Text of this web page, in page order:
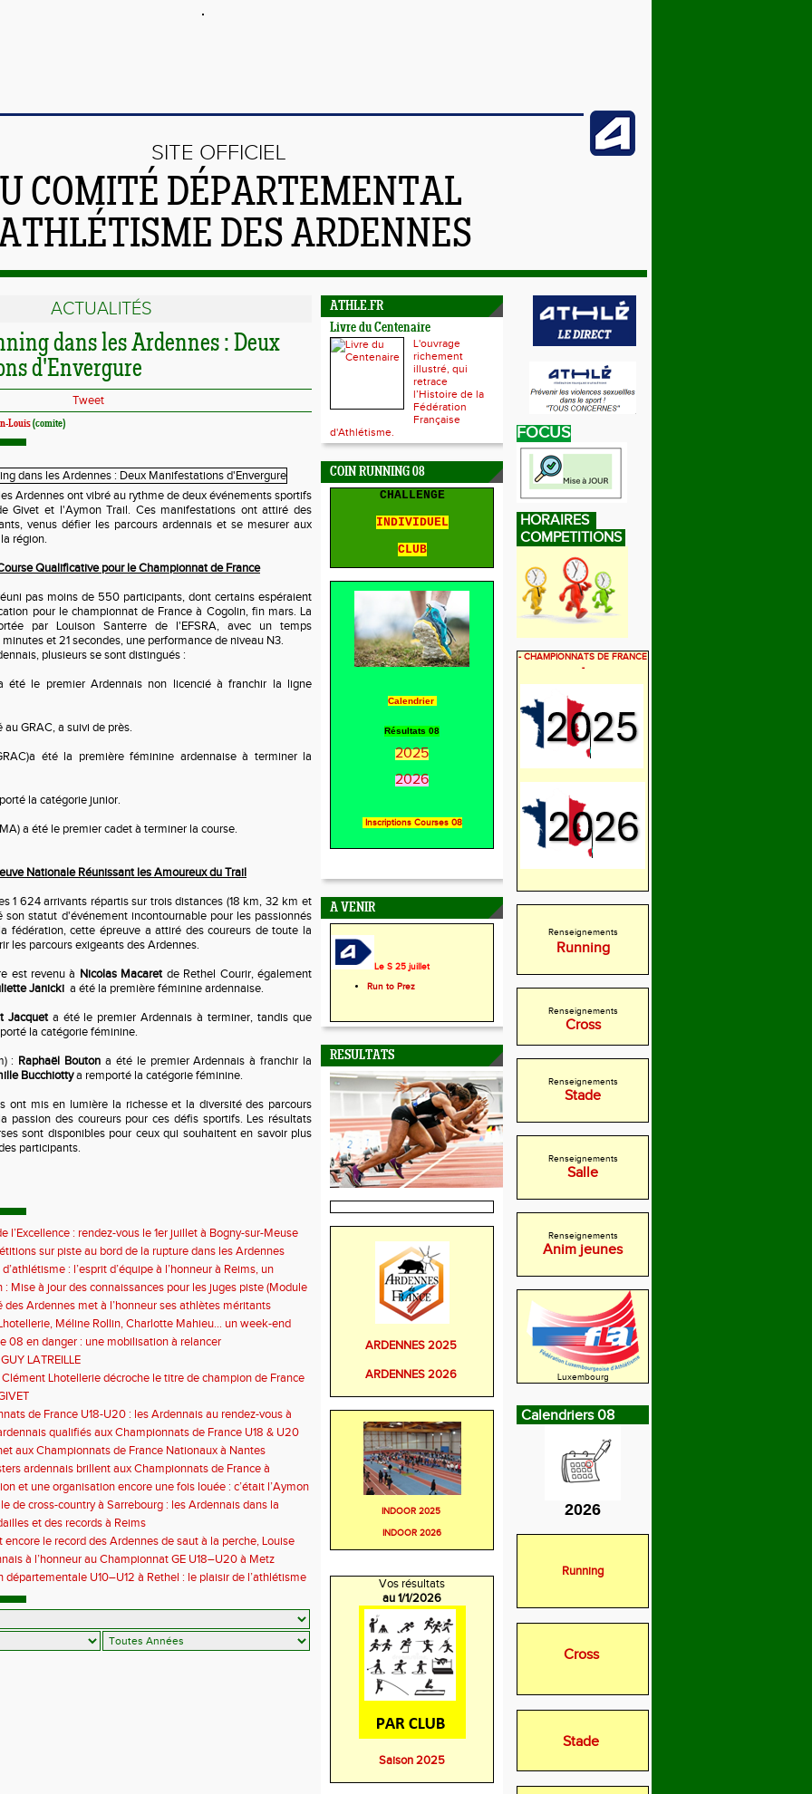
SITE OFFICIEL
COMITÉ DÉPARTEMENTAL
DES ARDENNES
ACTUALITÉS
dans les Ardennes : Deux
d'Envergure
Tweet
Louis(comite)
Ardennes ont vibré au rythme de deux événements sportifs
Givet et l'Aymon Trail. Ces manifestations ont attiré des
venus défier les parcours ardennais et se mesurer aux
région.
Qualificative pour le Championnat de France
pas moins de 550 participants, dont certains espéraient
pour le championnat de France à Cogolin, fin mars. La
par Louison Santerre de l'EFSRA, avec un temps
et 21 secondes, une performance de niveau N3.
plusieurs se sont distingués :
été le premier Ardennais non licencié à franchir la ligne
GRAC, a suivi de près.
été la première féminine ardennaise à terminer la
la catégorie junior.
a été le premier cadet à terminer la course.
Nationale Réunissant les Amoureux du Trail
1 624 arrivants répartis sur trois distances (18 km, 32 km et
son statut d'événement incontournable pour les passionnés
fédération, cette épreuve a attiré des coureurs de toute la
les parcours exigeants des Ardennes.
est revenu à Nicolas Macaretde Rethel Courir, également
Janicki a été la première féminine ardennaise.
Jacqueta été le premier Ardennais à terminer, tandis que
la catégorie féminine.
: Raphaël Bouton a été le premier Ardennais à franchir la
Bucchiottya remporté la catégorie féminine.
ont mis en lumière la richesse et la diversité des parcours
passion des coureurs pour ces défis sportifs. Les résultats
sont disponibles pour ceux qui souhaitent en savoir plus
participants.
l’Excellence : rendez-vous le 1er juillet à Bogny-sur-Meuse
sur piste au bord de la rupture dans les Ardennes
: l’esprit d’équipe à l’honneur à Reims, un
la sédentarité des jeunes
: Mise à jour des connaissances pour les juges piste (Module
des Ardennes met à l’honneur ses athlètes méritants
Méline Rollin, Charlotte Mahieu… un week-end
les coureurs ardennais
08 en danger : une mobilisation à relancer
LATREILLE
Lhotellerie décroche le titre de champion de France
country
de France U18-U20 : les Ardennais au rendez-vous à
qualifiés aux Championnats de France U18 & U20
aux Championnats de France Nationaux à Nantes
ardennais brillent aux Championnats de France à
et une organisation encore une fois louée : c’était l’Aymon
de cross-country à Sarrebourg : les Ardennais dans la
la fête !et des records à Reims
encore le record des Ardennes de saut à la perche, Louise
championnats de France
à l’honneur au Championnat GE U18–U20 à Metz
départementale U10–U12 à Rethel : le plaisir de l’athlétisme
ATHLE.FR
Livre du Centenaire
L'ouvrage
richement
illustré, qui
retrace
l’Histoire de la
Fédération
Française
d'Athlétisme.
COIN RUNNING 08
CHALLENGE
INDIVIDUEL
CLUB
Calendrier
Résultats 08
2025
2026
Inscriptions Courses 08
A VENIR
Le S 25 juillet
Run to Prez
RESULTATS
ARDENNES 2025
ARDENNES 2026
INDOOR 2025
INDOOR 2026
Vos résultats
au 1/1/2026
Saison 2025
FOCUS
HORAIRES
COMPETITIONS
- CHAMPIONNATS DE FRANCE
-
Renseignements
Running
Renseignements
Cross
Renseignements
Stade
Renseignements
Salle
Renseignements
Anim jeunes
Luxembourg
Calendriers 08
2026
Running
Cross
Stade